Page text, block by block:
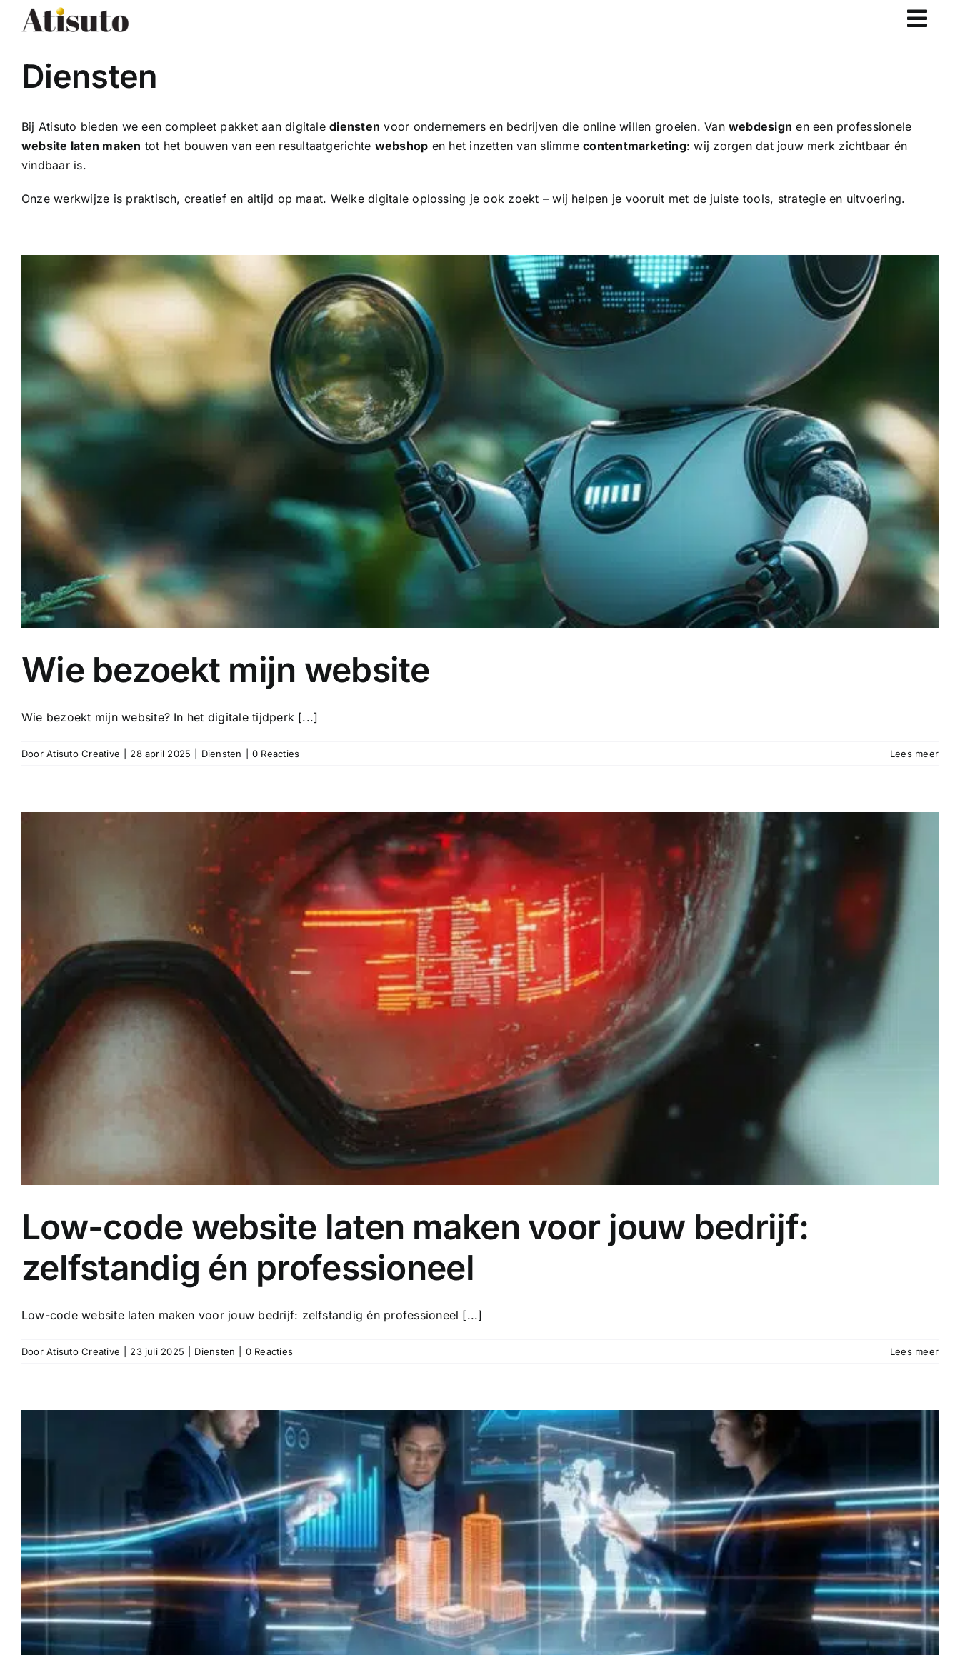
naar
Diensten
Bij Atisuto bieden we een compleet pakket aan digitalediensten voor ondernemers en bedrijven die online willen groeien. Vanwebdesign en een professionele
website laten maken tot het bouwen van een resultaatgerichte webshop en het inzetten van slimmecontentmarketing: wij zorgen dat jouw merk zichtbaar én
vindbaar is.
Onze werkwijze is praktisch, creatief en altijd op maat. Welke digitale oplossing je ook zoekt – wij helpen je vooruit met de juiste tools, strategie en uitvoering.
Wie bezoekt mijn website
Wie bezoekt mijn website? In het digitale tijdperk [...]
DoorAtisuto Creative 28 april 2025 Diensten 0 Reacties Lees meer
Low-code website laten maken voor jouw bedrijf:
zelfstandig én professioneel
Low-code website laten maken voor jouw bedrijf: zelfstandig én professioneel [...]
DoorAtisuto Creative 23 juli 2025 Diensten 0 Reacties Lees meer